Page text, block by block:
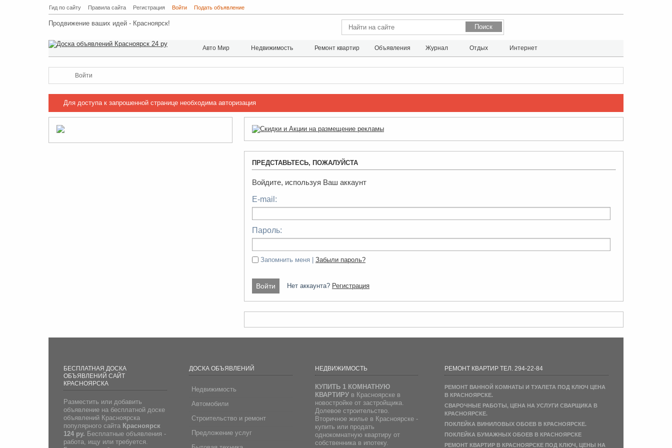
Гид по сайту Правила сайта Регистрация Войти Подать объявление
Продвижение ваших идей - Красноярск!
Авто Мир Недвижимость Ремонт квартир Объявления Журнал Отдых Интернет
Войти
Для доступа к запрошенной странице необходима авторизация
ПРЕДСТАВЬТЕСЬ, ПОЖАЛУЙСТА
Войдите, используя Ваш аккаунт
E-mail:
Пароль:
Запомнить меня | Забыли пароль?
Нет аккаунта? Регистрация
БЕСПЛАТНАЯ ДОСКА
ОБЪЯВЛЕНИЙ САЙТ
КРАСНОЯРСКА
Разместить или добавить
объявление на бесплатной доске
объявлений Красноярска
популярного сайта Красноярск
124 ру. Бесплатные объявления -
работа, ищу или требуется.
ДОСКА ОБЪЯВЛЕНИЙ
Недвижимость
Автомобили
Строительство и ремонт
Предложение услуг
НЕДВИЖИМОСТЬ
КУПИТЬ 1 КОМНАТНУЮ
КВАРТИРУв Красноярске в
новостройке от застройщика.
Долевое строительство.
Вторичное жилье в Красноярске -
купить или продать
однокомнатную квартиру от
собственника в ипотеку.
РЕМОНТ КВАРТИР ТЕЛ. 294-22-84
РЕМОНТ ВАННОЙ КОМНАТЫ И ТУАЛЕТА ПОД КЛЮЧ ЦЕНА
В КРАСНОЯРСКЕ.
СВАРОЧНЫЕ РАБОТЫ, ЦЕНА НА УСЛУГИ СВАРЩИКА В
КРАСНОЯРСКЕ.
ПОКЛЕЙКА ВИНИЛОВЫХ ОБОЕВ В КРАСНОЯРСКЕ.
ПОКЛЕЙКА БУМАЖНЫХ ОБОЕВ В КРАСНОЯРСКЕ
РЕМОНТ КВАРТИР В КРАСНОЯРСКЕ ПОД КЛЮЧ, ЦЕНЫ НА